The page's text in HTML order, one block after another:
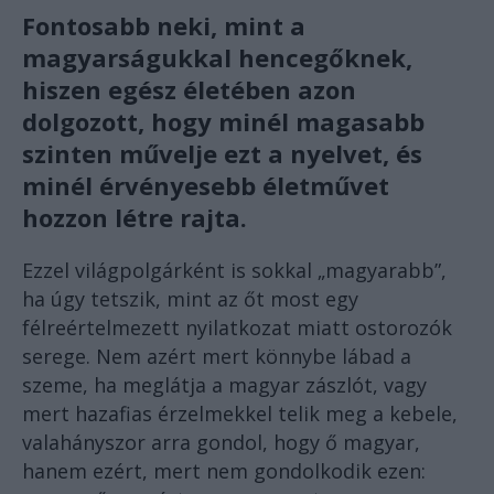
Fontosabb neki, mint a
magyarságukkal hencegőknek,
hiszen egész életében azon
dolgozott, hogy minél magasabb
szinten művelje ezt a nyelvet, és
minél érvényesebb életművet
hozzon létre rajta.
Ezzel világpolgárként is sokkal „magyarabb”,
ha úgy tetszik, mint az őt most egy
félreértelmezett nyilatkozat miatt ostorozók
serege. Nem azért mert könnybe lábad a
szeme, ha meglátja a magyar zászlót, vagy
mert hazafias érzelmekkel telik meg a kebele,
valahányszor arra gondol, hogy ő magyar,
hanem ezért, mert nem gondolkodik ezen: